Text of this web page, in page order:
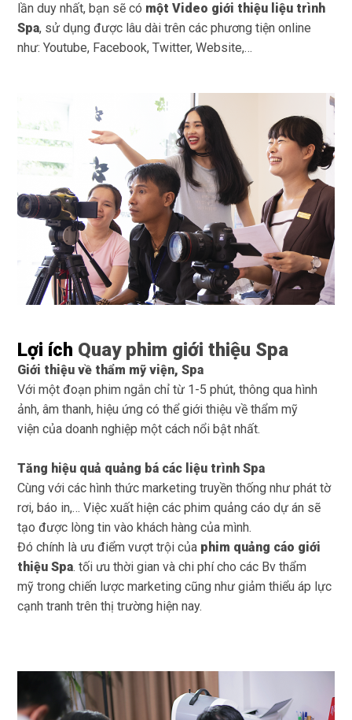
lần duy nhất, bạn sẽ có mộtVideo giới thiệu liệu trình
Spa, sử dụng được lâu dài trên các phương tiện online
như: Youtube, Facebook, Twitter,Website,…
Lợi ích Quay phim giới thiệu Spa
Giới thiệu về thẩm mỹ viện, Spa
Với một đoạn phim ngắn chỉ từ 1-5 phút, thông qua hình
ảnh, âm thanh, hiệu ứng có thể giới thiệu về thẩm mỹ
viện của doanh nghiệp một cách nổi bật nhất.
Tăng hiệu quả quảng bá các liệu trình Spa
Cùng với các hình thức marketing truyền thống như phát tờ
rơi, báo in,… Việc xuất hiện các phim quảng cáo dự án sẽ
tạo được lòng tin vào khách hàng của mình.
Đó chính là ưu điểm vượt trội của phim quảng cáo giới
thiệu Spa. tối ưu thời gian và chi phí cho các Bv thẩm
mỹ trong chiến lược marketing cũng như giảm thiểu áp lực
cạnh tranh trên thị trường hiện nay.